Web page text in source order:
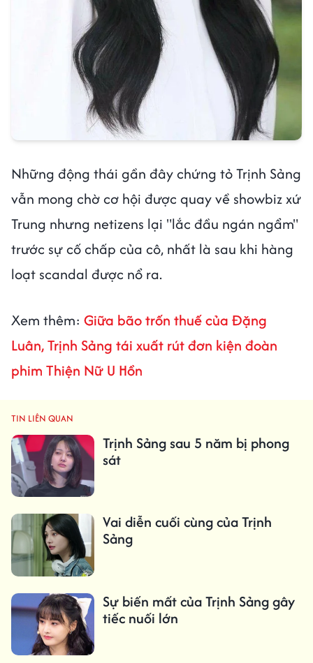
Những động thái gần đây chứng tỏ Trịnh Sảng
vẫn mong chờ cơ hội được quay về showbiz xứ
Trung nhưng netizens lại "lắc đầu ngán ngẩm"
trước sự cố chấp của cô, nhất là sau khi hàng
loạt scandal được nổ ra.
Xem thêm: Giữa bão trốn thuế của Đặng
Luân, Trịnh Sảng tái xuất rút đơn kiện đoàn
phim Thiện Nữ U Hồn
TIN LIÊN QUAN
Trịnh Sảng sau 5 năm bị phong
sát
Vai diễn cuối cùng của Trịnh
Sảng
Sự biến mất của Trịnh Sảng gây
tiếc nuối lớn